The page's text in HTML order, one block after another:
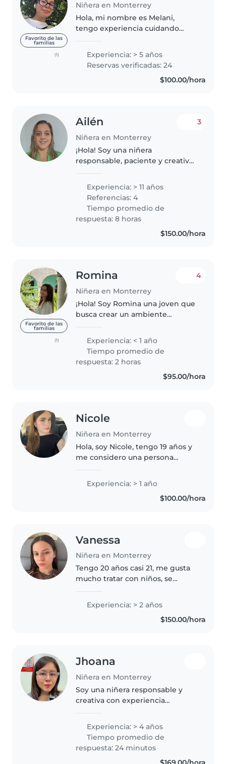
Favorito de las
familias
(1)
Niñera en Monterrey
Hola, mi nombre es Melani,
tengo experiencia cuidando
enfermería y por experiencias
familiares, también se de
primeros auxilios, me gusta jugar
Experiencia: > 5 años
Reservas verificadas: 24
$100.00/hora
Ailén
Niñera en Monterrey
3
¡Hola! Soy una niñera
responsable, paciente y creativa
experiencia cuidando niños de
todas las edades. Soy docente de
educación especial, especialista
en atención..
Experiencia: > 11 años
Referencias: 4
Tiempo promedio de
respuesta: 8 horas
$150.00/hora
Favorito de las
familias
(1)
Romina
Niñera en Monterrey
4
¡Hola! Soy Romina una joven que
busca crear un ambiente
los chicos, donde puedan
sentirse cómodos y felices. Me
considero responsable, atenta y
creativa..
Experiencia: < 1 año
Tiempo promedio de
respuesta: 2 horas
$95.00/hora
Nicole
Niñera en Monterrey
Hola, soy Nicole, tengo 19 años y
me considero una persona
niños dentro de mi familia lo que
me ha ayudado a desarrollar..
Experiencia: > 1 año
$100.00/hora
Vanessa
Niñera en Monterrey
Tengo 20 años casi 21, me gusta
mucho tratar con niños, se
tengo licencia y estoy disponible
siempre
Experiencia: > 2 años
$150.00/hora
Jhoana
Niñera en Monterrey
Soy una niñera responsable y
creativa con experiencia
y adolescentes. Cuento con
certificación en primeros auxilios
y manejo de mascotas. Me
encanta..
Experiencia: > 4 años
Tiempo promedio de
respuesta: 24 minutos